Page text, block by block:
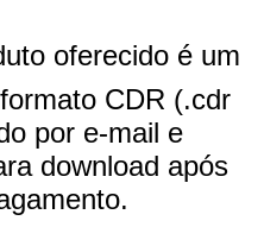
oferecido é um
CDR (.cdr
por e-mail e
download após